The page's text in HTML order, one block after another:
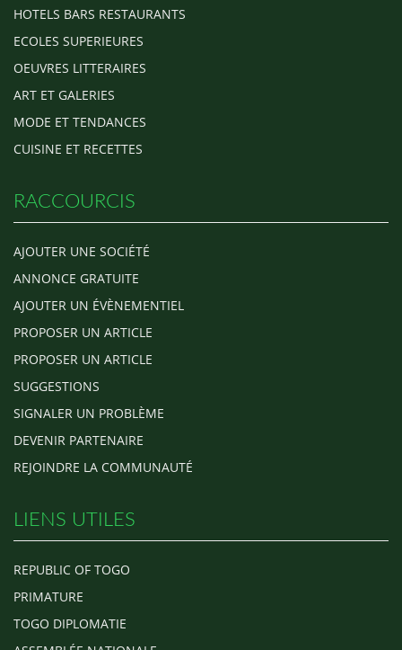
HOTELS BARS RESTAURANTS
ECOLES SUPERIEURES
OEUVRES LITTERAIRES
ART ET GALERIES
MODE ET TENDANCES
CUISINE ET RECETTES
RACCOURCIS
AJOUTER UNE SOCIÉTÉ
ANNONCE GRATUITE
AJOUTER UN ÉVÈNEMENTIEL
PROPOSER UN ARTICLE
PROPOSER UN ARTICLE
SUGGESTIONS
SIGNALER UN PROBLÈME
DEVENIR PARTENAIRE
REJOINDRE LA COMMUNAUTÉ
LIENS UTILES
REPUBLIC OF TOGO
PRIMATURE
TOGO DIPLOMATIE